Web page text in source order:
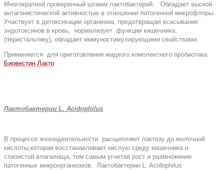
Многократной проверенный штамм лактобактерий. Обладает выской
антагонистической активностью в отношении патогенной микрофлоры.
Участвует в детоксикации организма, предотвращая всасывание
эндотоксинов в кровь, нормализует функции кишечника,
(перистальтику), обладает иммуностимулирующими свойствами.
Применяется для приготовления жидкого комплексного пробиотика
Биовестин Лакто
Лактобактерии L. Acidophilus
В процессе жизнедеятельности расщепляют лактозу до молочной
кислоты,которая восстанавливает кислую среду кишечника и
слизистой влагалища, тем самым угнетая рост и размножение
патогенных микроорганизмов. Лактобактерии L. Acidophilus